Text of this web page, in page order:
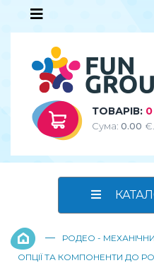
ТОВАРІВ: 0
Сума: 0.00 €.
— РОДЕО -
ОПЦІЇ ТА КОМПОНЕНТИ ДО